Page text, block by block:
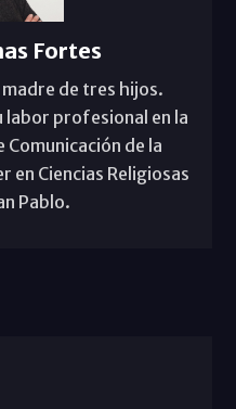
Fortes
madre de tres hijos.
labor profesional en la
Comunicación de la
en Ciencias Religiosas
Pablo.